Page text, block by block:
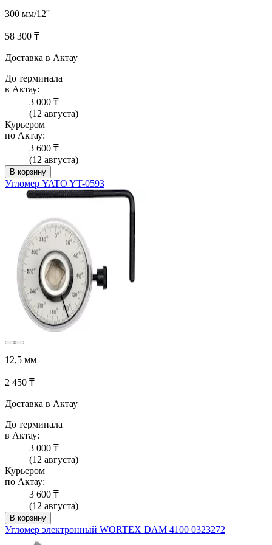
300 мм/12''
58 300 ₸
Доставка в Актау
До терминала
в Актау:
3 000 ₸
(12 августа)
Курьером
по Актау:
3 600 ₸
(12 августа)
В корзину
Угломер YATO YT-0593
12,5 мм
2 450 ₸
Доставка в Актау
До терминала
в Актау:
3 000 ₸
(12 августа)
Курьером
по Актау:
3 600 ₸
(12 августа)
В корзину
Угломер электронный WORTEX DAM 4100 0323272